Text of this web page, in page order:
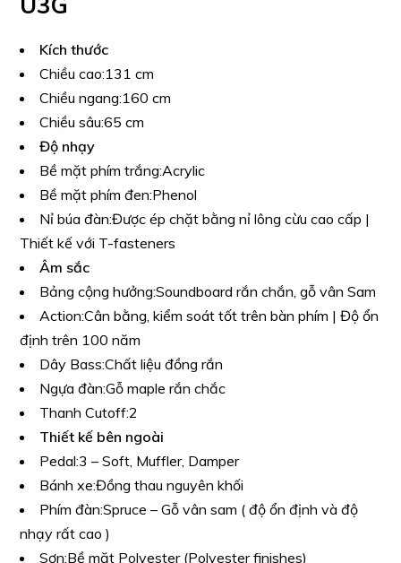
Kích thước
Chiều cao:131 cm
Chiều ngang:160 cm
Chiều sâu:65 cm
Độ nhạy
Bề mặt phím trắng:Acrylic
Bề mặt phím đen:Phenol
Nỉ búa đàn:Được ép chặt bằng nỉ lông cừu cao cấp |
Thiết kế với T-fasteners
Âm sắc
Bảng cộng hưởng:Soundboard rắn chắn, gỗ vân Sam
Action:Cân bằng, kiểm soát tốt trên bàn phím | Độ ổn
định trên 100 năm
Dây Bass:Chất liệu đồng rắn
Ngựa đàn:Gỗ maple rắn chắc
Thanh Cutoff:2
Thiết kế bên ngoài
Pedal:3 – Soft, Muffler, Damper
Bánh xe:Đồng thau nguyên khối
Phím đàn:Spruce – Gỗ vân sam ( độ ổn định và độ
nhạy rất cao )
Sơn:Bề mặt Polyester (Polyester finishes)